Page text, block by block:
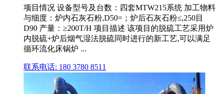
项目情况 设备型号及台数：四套MTW215系统 加工物料
与细度：炉内石灰石粉,D50=；炉后石灰石粉≤,250目
D90 产量：≥200T/H 项目描述 该项目的脱硫工艺采用炉
内脱硫+炉后烟气湿法脱硫同时进行的新工艺,可以满足
循环流化床锅炉 ...
联系电话: 180 3780 8511